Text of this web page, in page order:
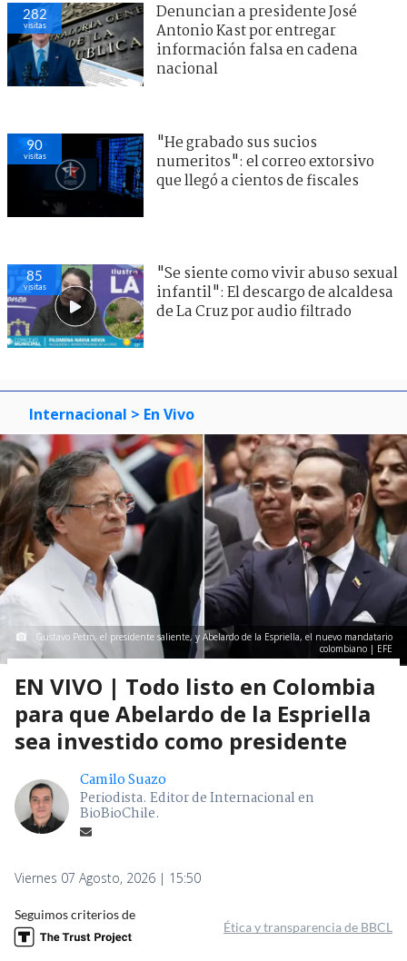
282
visitas
Denuncian a presidente José
Antonio Kast por entregar
información falsa en cadena
nacional
90
visitas
"He grabado sus sucios
numeritos": el correo extorsivo
que llegó a cientos de fiscales
85
visitas
"Se siente como vivir abuso sexual
infantil": El descargo de alcaldesa
de La Cruz por audio filtrado
Internacional > En Vivo
Gustavo Petro, el presidente saliente, y Abelardo de la Espriella, el nuevo mandatario
colombiano | EFE
EN VIVO | Todo listo en Colombia
para que Abelardo de la Espriella
sea investido como presidente
Camilo Suazo
Periodista. Editor de Internacional en
BioBioChile.
Viernes 07 Agosto, 2026 | 15:50
Seguimos criterios de
Ética y transparencia de BBCL